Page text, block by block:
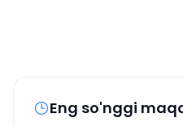
Eng so'nggi